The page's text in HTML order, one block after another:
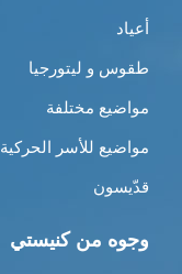
أعياد
طقوس و ليتورجيا
مواضيع مختلفة
مواضيع للأسر الحركية
قدّيسون
وجوه من كنيستي